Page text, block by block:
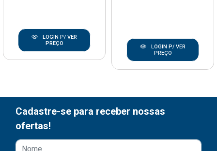
LOGIN P/ VER
PREÇO
LOGIN P/ VER
PREÇO
Cadastre-se para receber nossas
ofertas!